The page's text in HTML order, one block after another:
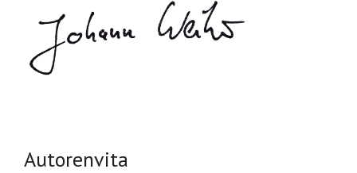
Autorenvita